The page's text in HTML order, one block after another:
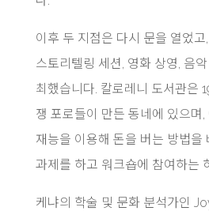
이후 두 지점은 다시 문을 열었
스토리텔링 세션, 영화 상영, 음
최했습니다. 칼로레니 도서관은
쟁 포로들이 만든 동네에 있으며
재능을 이용해 돈을 버는 방법을
과제를 하고 워크숍에 참여하는
케냐의 학술 및 문화 분석가인